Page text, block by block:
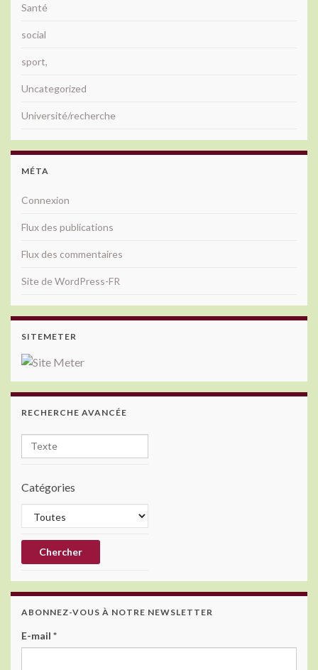
Santé
social
sport,
Uncategorized
Université/recherche
MÉTA
Connexion
Flux des publications
Flux des commentaires
Site de WordPress-FR
SITEMETER
RECHERCHE AVANCÉE
Catégories
ABONNEZ-VOUS À NOTRE NEWSLETTER
E-mail *